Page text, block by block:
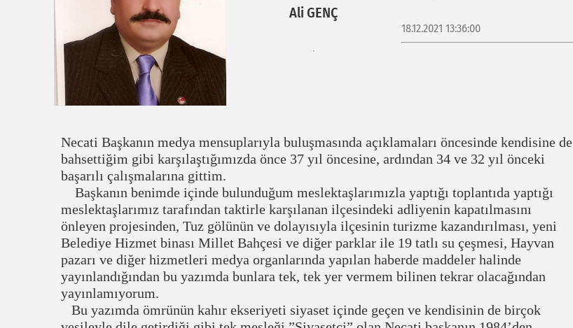
Ali GENÇ
18.12.2021 13:36:00
Necati Başkanın medya mensuplarıyla buluşmasında açıklamaları öncesinde kendisine de
bahsettiğim gibi karşılaştığımızda önce 37 yıl öncesine, ardından 34 ve 32 yıl önceki
başarılı çalışmalarına gittim.
Başkanın benimde içinde bulunduğum meslektaşlarımızla yaptığı toplantıda yaptığı
meslektaşlarımız tarafından taktirle karşılanan ilçesindeki adliyenin kapatılmasını
önleyen projesinden, Tuz gölünün ve dolayısıyla ilçesinin turizme kazandırılması, yeni
Belediye Hizmet binası Millet Bahçesi ve diğer parklar ile 19 tatlı su çeşmesi, Hayvan
pazarı ve diğer hizmetleri medya organlarında yapılan haberde maddeler halinde
yayınlandığından bu yazımda bunlara tek, tek yer vermem bilinen tekrar olacağından
yayınlamıyorum.
Bu yazımda ömrünün kahır ekseriyeti siyaset içinde geçen ve kendisinin de birçok